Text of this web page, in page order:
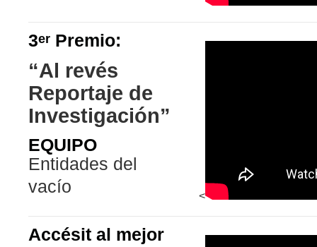
<
3er Premio:
“Al revés
Reportaje de
Investigación”
EQUIPO
Entidades del
vacío
Accésit al mejor